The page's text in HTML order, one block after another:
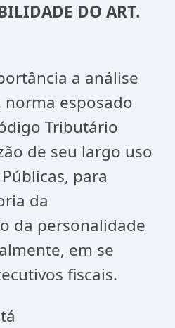
DO ART.
a análise
esposado
Tributário
de seu largo uso
para
da
da personalidade
em se
fiscais.